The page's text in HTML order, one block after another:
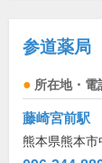
参道薬局
所在地・電
藤崎宮前駅
熊本県熊本